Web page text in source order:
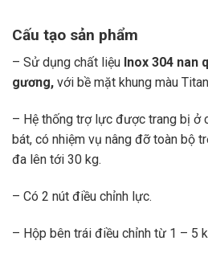
Cấu tạo sản phẩm
– Sử dụng chất liệu Inox 304 nan
gương, với bề mặt khung màu
– Hệ thống trợ lực được trang bị ở
bát, có nhiệm vụ nâng đỡ toàn bộ
đa lên tới 30 kg.
– Có 2 nút điều chỉnh lực.
– Hộp bên trái điều chỉnh từ 1 – 5